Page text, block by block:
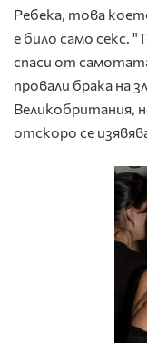
Ребека, това
е било само секс.
спаси от
провали брака на
Великобритания,
отскоро се